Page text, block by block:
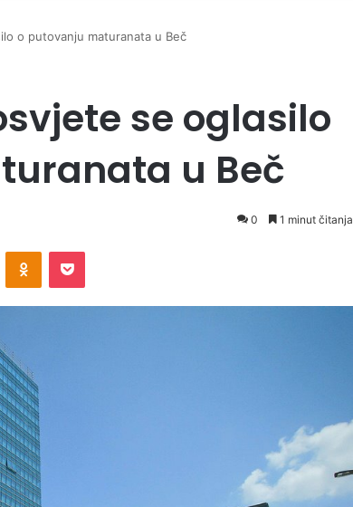
o putovanju maturanata u Beč
se oglasilo
u Beč
0 1 minut čitanja